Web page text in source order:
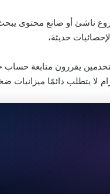
أو صانع محتوى يبحث
حديثة،
المستخدمين يقررون متابعة
لا يتطلب دائمًا ميزانيات